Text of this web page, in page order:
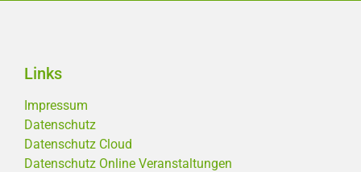
Links
Impressum
Datenschutz
Datenschutz Cloud
Datenschutz Online Veranstaltungen